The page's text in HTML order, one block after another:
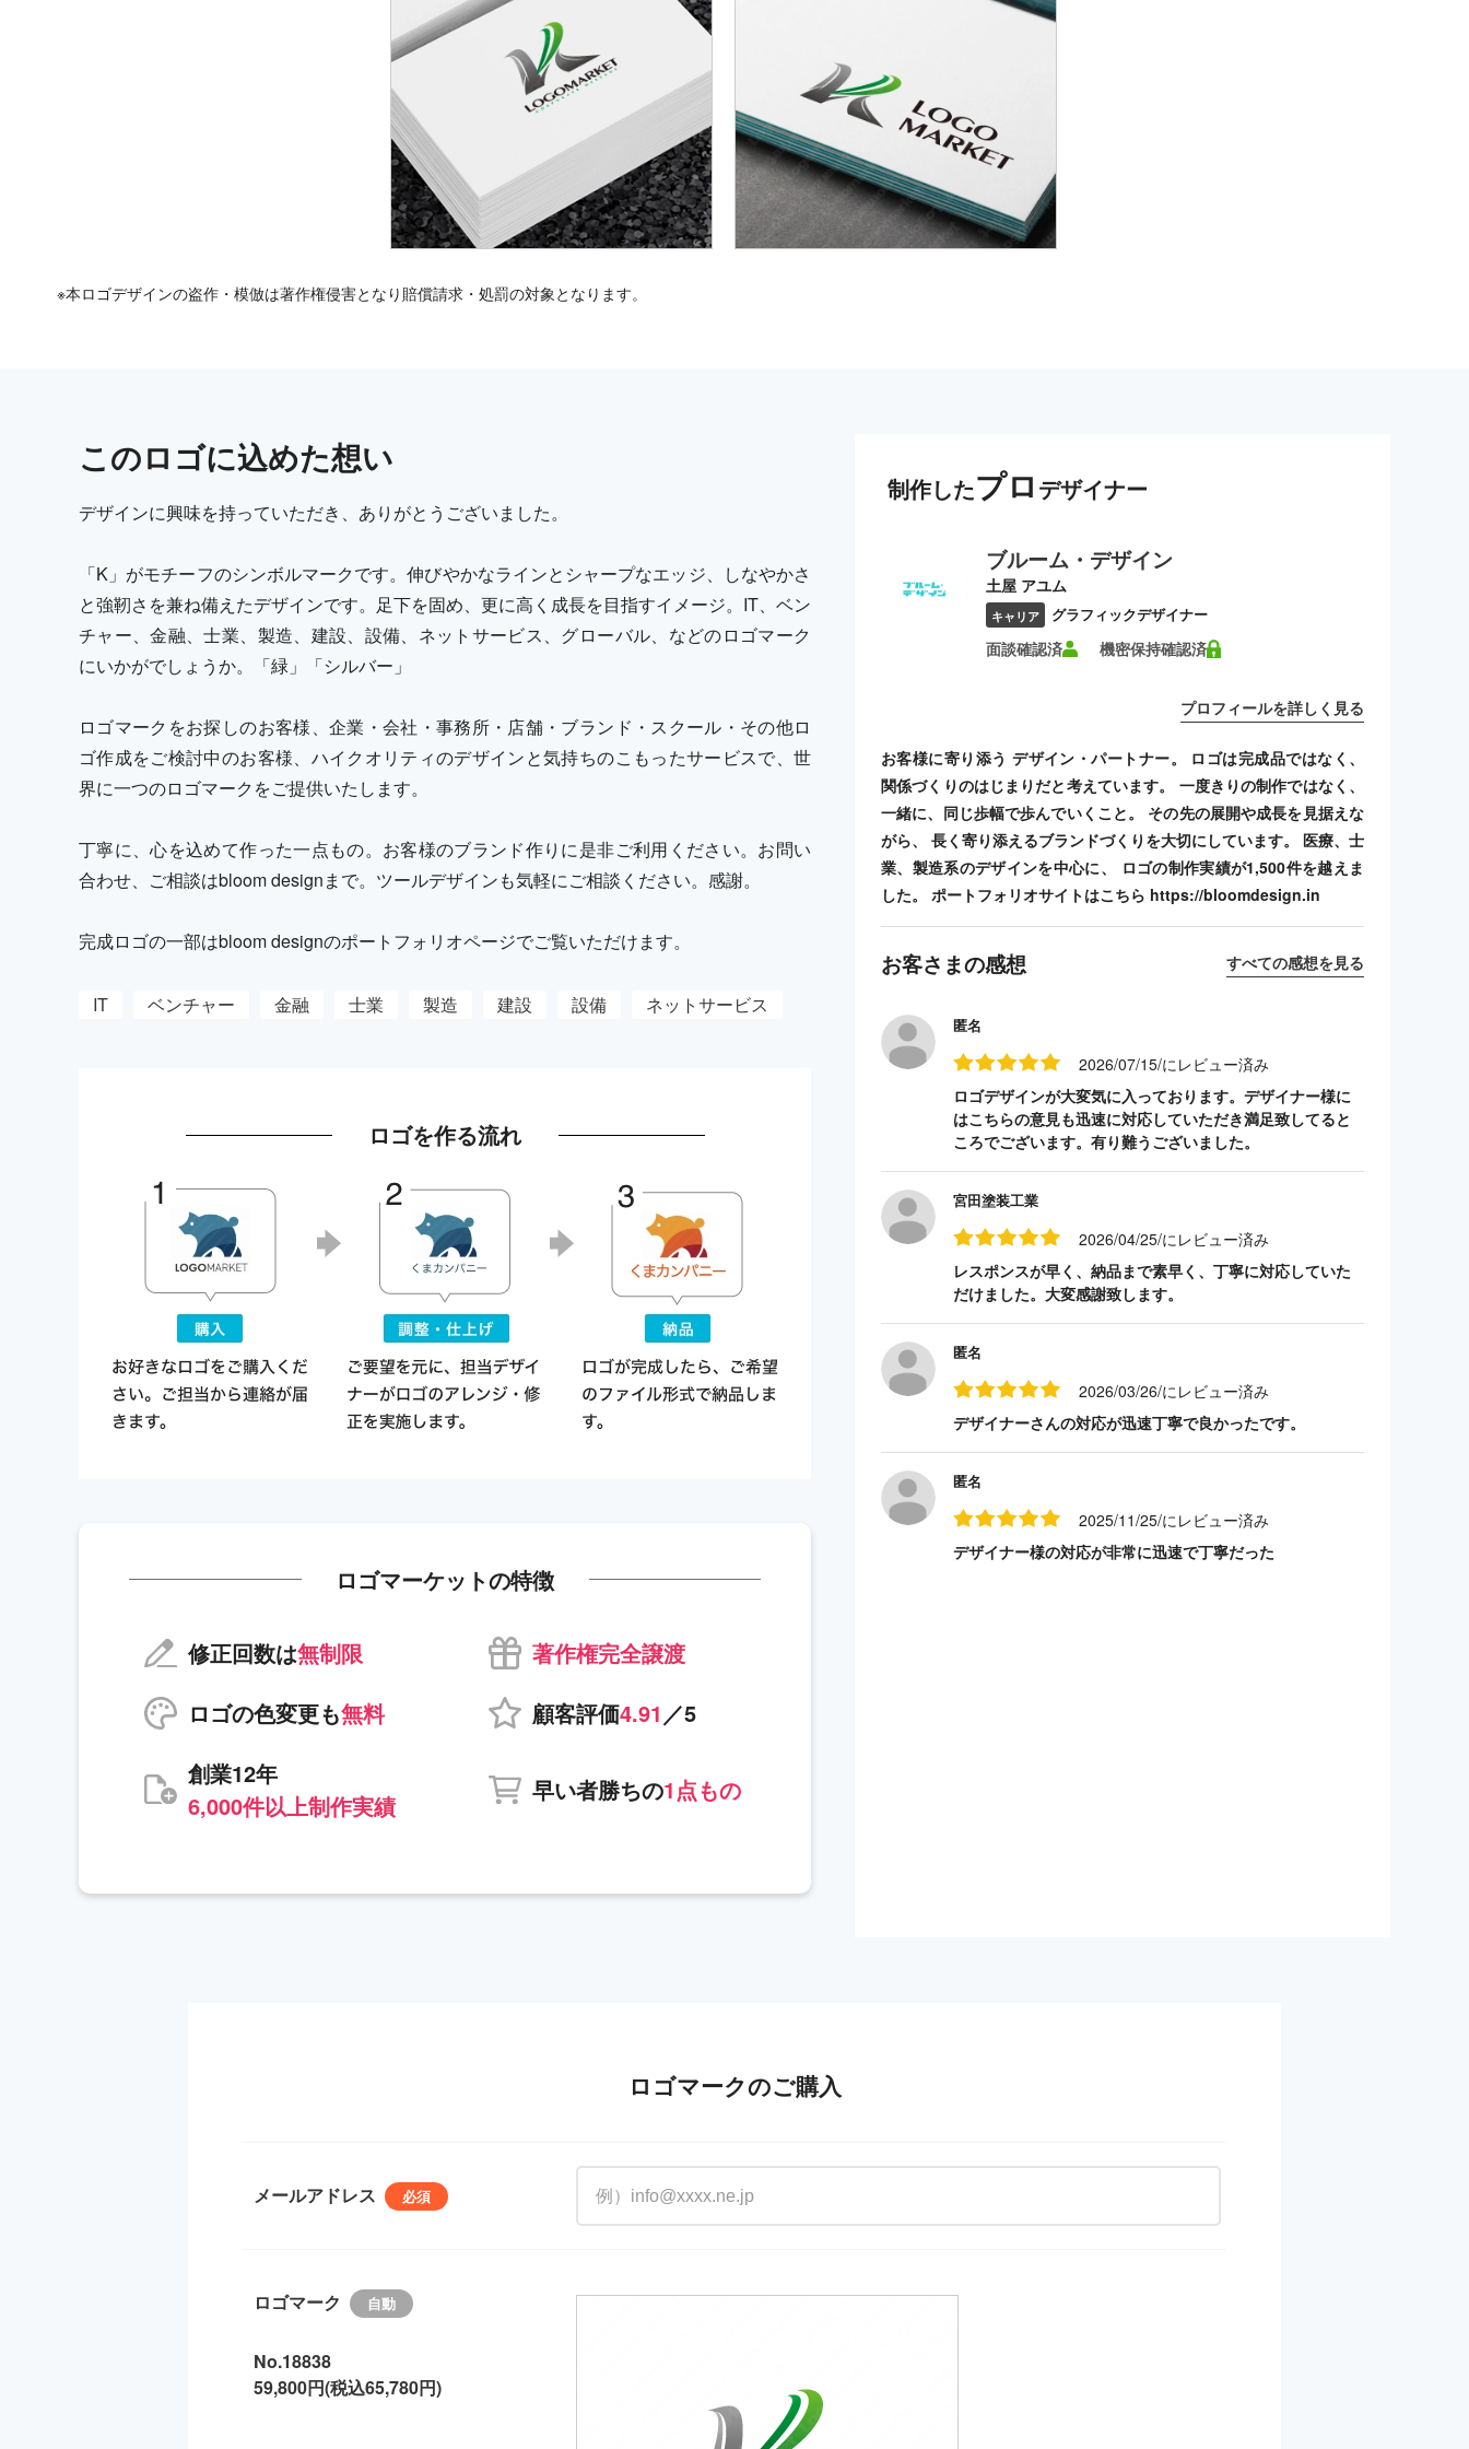
※本ロゴデザインの盗作・模倣は著作権侵害となり賠償請求・処罰の対象となります。
このロゴに込めた想い
デザインに興味を持っていただき、ありがとうございました。
「K」がモチーフのシンボルマークです。伸びやかなラインとシャープなエッジ、しなやかさ
と強靭さを兼ね備えたデザインです。足下を固め、更に高く成長を目指すイメージ。IT、ベン
チャー、金融、士業、製造、建設、設備、ネットサービス、グローバル、などのロゴマーク
にいかがでしょうか。「緑」「シルバー」
ロゴマークをお探しのお客様、企業・会社・事務所・店舗・ブランド・スクール・その他ロ
ゴ作成をご検討中のお客様、ハイクオリティのデザインと気持ちのこもったサービスで、世
界に一つのロゴマークをご提供いたします。
丁寧に、心を込めて作った一点もの。お客様のブランド作りに是非ご利用ください。お問い
合わせ、ご相談はbloom designまで。ツールデザインも気軽にご相談ください。感謝。
完成ロゴの一部はbloom designのポートフォリオページでご覧いただけます。
IT ベンチャー 金融 士業 製造 建設 設備 ネットサービス
ロゴを作る流れ
ロゴマーケットの特徴
修正回数は無制限
著作権完全譲渡
ロゴの色変更も無料 顧客評価4.91 ／5
創業12年
6,000件以上制作実績
早い者勝ちの1点もの
制作したプロ デザイナー
ブルーム・デザイン
土屋 アユム
キャリア グラフィックデザイナー
面談確認済 機密保持確認済
プロフィールを詳しく見る
お客様に寄り添う デザイン・パートナー。 ロゴは完成品ではなく、
関係づくりのはじまりだと考えています。 一度きりの制作ではなく、
一緒に、同じ歩幅で歩んでいくこと。 その先の展開や成長を見据えな
がら、 長く寄り添えるブランドづくりを大切にしています。 医療、士
業、製造系のデザインを中心に、 ロゴの制作実績が1,500件を越えま
した。 ポートフォリオサイトはこちら https://bloomdesign.in
お客さまの感想 すべての感想を見る
匿名
2026/07/15/にレビュー済み
ロゴデザインが大変気に入っております。デザイナー様に
はこちらの意見も迅速に対応していただき満足致してると
ころでございます。有り難うございました。
宮田塗装工業
2026/04/25/にレビュー済み
レスポンスが早く、納品まで素早く、丁寧に対応していた
だけました。大変感謝致します。
匿名
2026/03/26/にレビュー済み
デザイナーさんの対応が迅速丁寧で良かったです。
匿名
2025/11/25/にレビュー済み
デザイナー様の対応が非常に迅速で丁寧だった
ロゴマークのご購入
メールアドレス
ロゴマーク
No.18838
59,800円(税込65,780円)